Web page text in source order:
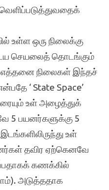
உள்ள ஒரு நிலைக்கு
செயலைத் தொடங்கும்
நிலைகள் இந்தச்
‘ State Space’
உள் அழைத்துக்
5 பயனர்களுக்கு 5
உள்
தவிர ஏற்கெனவே
கணக்கில்
அடுத்ததாக